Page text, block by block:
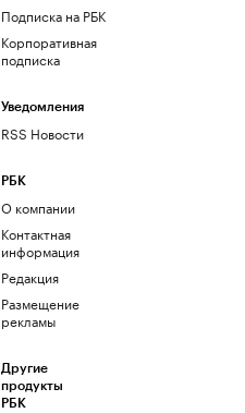
Подписка на РБК
Корпоративная
подписка
Уведомления
RSS Новости
РБК
О компании
Контактная
информация
Редакция
Размещение
рекламы
Другие
продукты
РБК